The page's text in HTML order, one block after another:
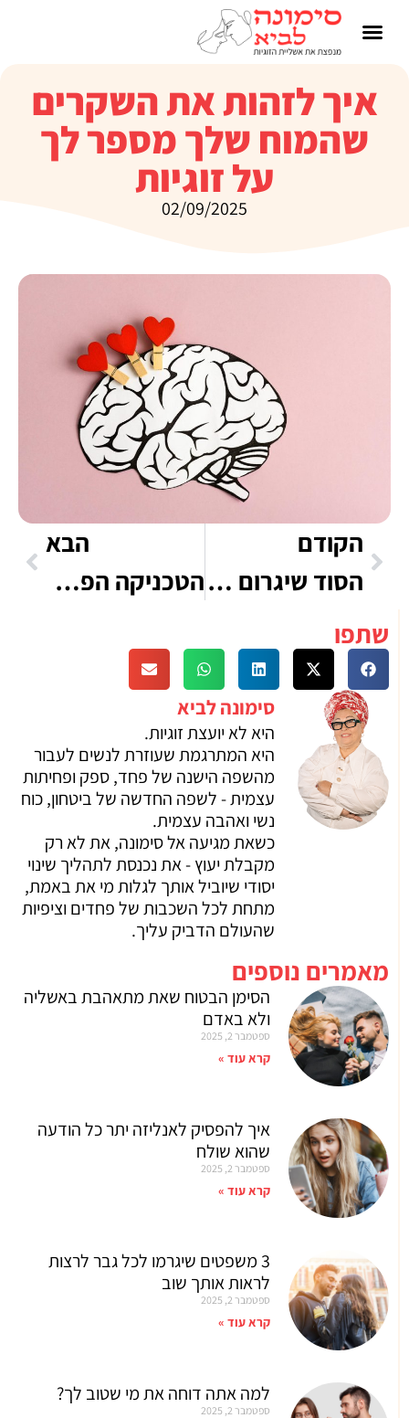
איך לזהות את השקרים
שהמוח שלך מספר לך
על זוגיות
02/09/2025
הקודם
הסוד שיגרום לגברים להתחנן אליך לדייט
הבא
הטכניקה הפשוטה שתמשוך אליך את הגבר הנכון
שתפו
סימונה לביא
היא לא יועצת זוגיות.
היא המתרגמת שעוזרת לנשים לעבור
מהשפה הישנה של פחד, ספק ופחיתות
עצמית - לשפה החדשה של ביטחון, כוח
נשי ואהבה עצמית.
כשאת מגיעה אל סימונה, את לא רק
מקבלת יעוץ - את נכנסת לתהליך שינוי
יסודי שיוביל אותך לגלות מי את באמת,
מתחת לכל השכבות של פחדים וציפיות
שהעולם הדביק עליך.
מאמרים נוספים
הסימן הבטוח שאת מתאהבת באשליה
ולא באדם
ספטמבר 2, 2025
קרא עוד »
איך להפסיק לאנליזה יתר כל הודעה
שהוא שולח
ספטמבר 2, 2025
קרא עוד »
3 משפטים שיגרמו לכל גבר לרצות
לראות אותך שוב
ספטמבר 2, 2025
קרא עוד »
למה אתה דוחה את מי שטוב לך?
ספטמבר 2, 2025